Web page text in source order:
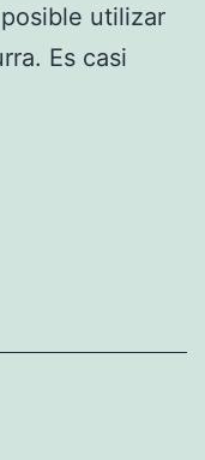
utilizar
Es casi